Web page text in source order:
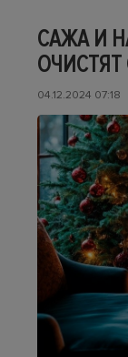
САЖА И
04.12.2024 07:18